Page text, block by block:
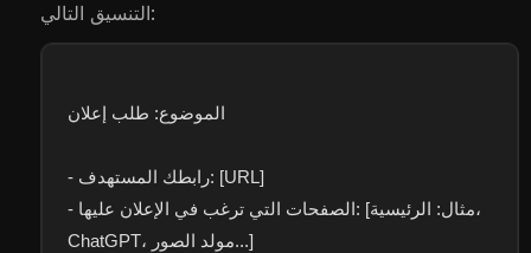
التنسيق التالي:
الموضوع: طلب إعلان
- رابطك المستهدف: [URL]
- الصفحات التي ترغب في الإعلان عليها: [مثال: الرئيسية،
ChatGPT، مولد الصور...]